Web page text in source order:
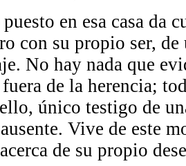
en esa casa da
con su propio ser,
No hay nada que
de la herencia;
único testigo de
Vive de este
de su propio